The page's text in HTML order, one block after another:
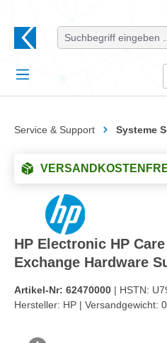
Service & Support Systeme
HP Electronic HP
Exchange Hardware
Artikel-Nr: 62470000 | HSTN:
Hersteller: HP | Versandgewicht: